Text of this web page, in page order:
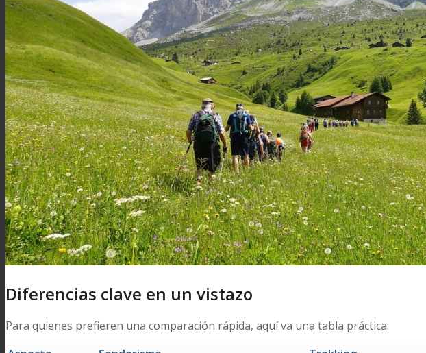
Diferencias clave en un vistazo
Para quienes prefieren una comparación rápida, aquí va una tabla práctica: